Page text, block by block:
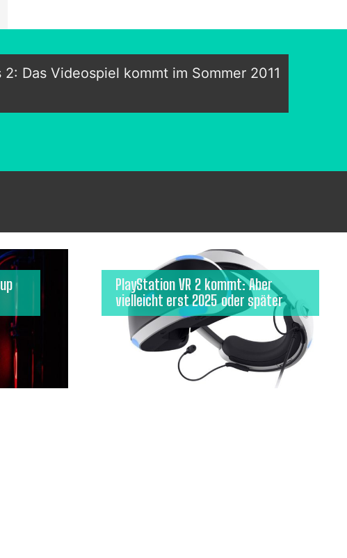
2: Das Videospiel kommt im Sommer 2011
PlayStation VR 2 kommt: Aber
vielleicht erst 2025 oder später